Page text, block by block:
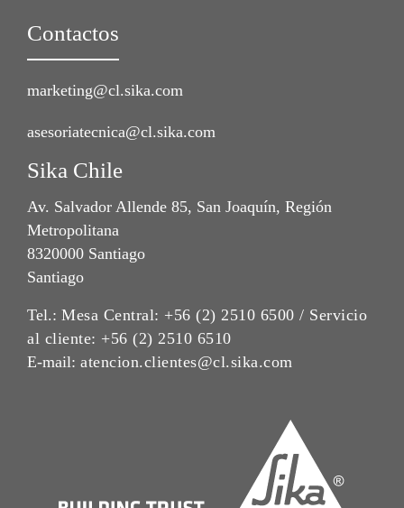
Contactos
marketing@cl.sika.com
asesoriatecnica@cl.sika.com
Sika Chile
Av. Salvador Allende 85, San Joaquín, Región
Metropolitana
8320000 Santiago
Santiago
Tel.: Mesa Central: +56 (2) 2510 6500 / Servicio
al cliente: +56 (2) 2510 6510
E-mail: atencion.clientes@cl.sika.com